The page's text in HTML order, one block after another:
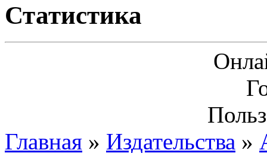
Статистика
Главная » Издательства »